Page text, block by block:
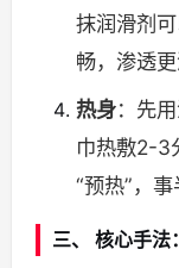
抹润滑剂
畅，渗透更
热身：先
巾热敷2-3
“预热”，事
三、 核心手法